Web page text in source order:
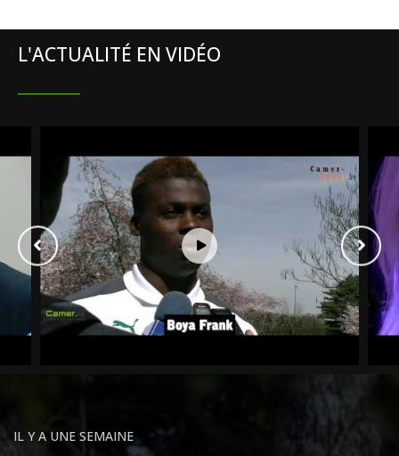
L'ACTUALITÉ EN VIDÉO
IL Y A UNE SEMAINE